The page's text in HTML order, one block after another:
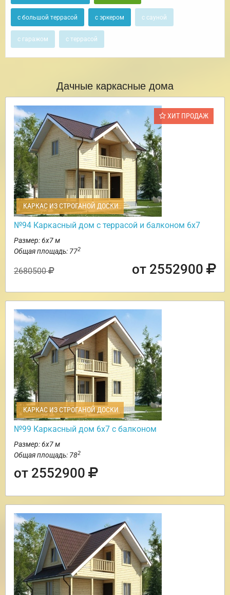
с большой террасой с эркером с сауной
с гаражом с террасой
Дачные каркасные дома
ХИТ ПРОДАЖ
КАРКАС ИЗ СТРОГАНОЙ ДОСКИ
№94 Каркасный дом с террасой и балконом 6х7
Размер: 6х7 м
Общая площадь: 772
2680500 от 2552900
КАРКАС ИЗ СТРОГАНОЙ ДОСКИ
№99 Каркасный дом 6х7 с балконом
Размер: 6х7 м
Общая площадь: 782
от 2552900